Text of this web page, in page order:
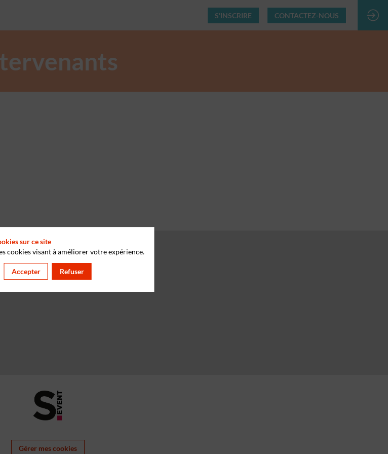
S'INSCRIRE CONTACTEZ-NOUS
Gérer mes cookies
sur ce site
cookies visant à améliorer votre expérience.
Accepter Refuser